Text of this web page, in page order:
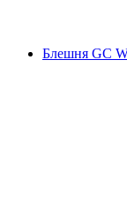
Блешня GC